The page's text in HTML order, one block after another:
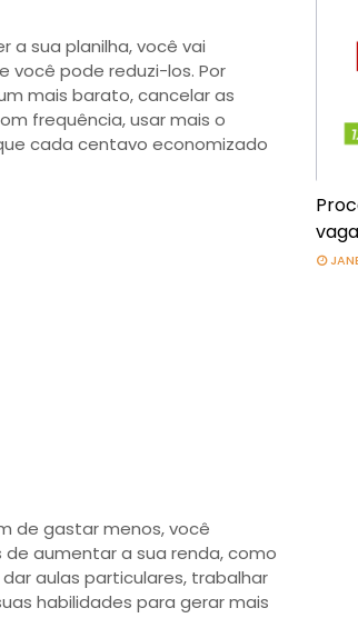
a sua planilha, você vai
você pode reduzi-los. Por
mais barato, cancelar as
frequência, usar mais o
cada centavo economizado
de gastar menos, você
aumentar a sua renda, como
aulas particulares, trabalhar
habilidades para gerar mais